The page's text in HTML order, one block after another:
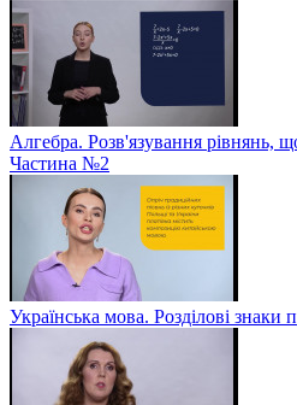
Алгебра. Розв'язування рівнянь,
Частина №2
Українська мова. Розділові знаки